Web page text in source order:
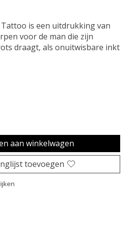
is een uitdrukking van
voor de man die zijn
draagt, als onuitwisbare inkt
product is
aan winkelwagen
toevoegen